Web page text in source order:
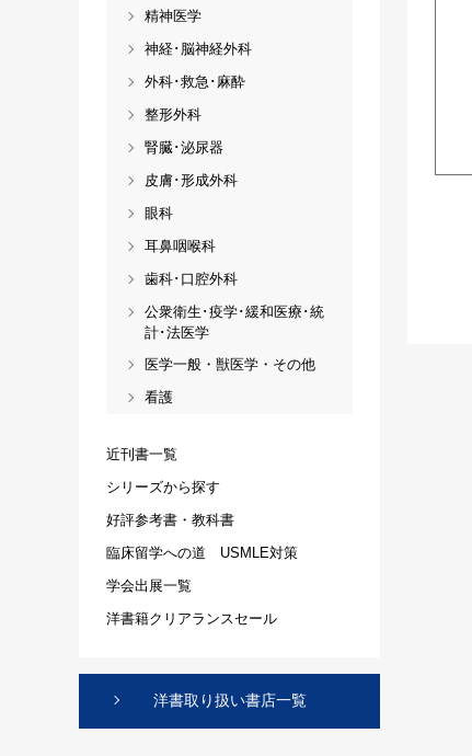
精神医学
神経･脳神経外科
外科･救急･麻酔
整形外科
腎臓･泌尿器
皮膚･形成外科
眼科
耳鼻咽喉科
歯科･口腔外科
公衆衛生･疫学･緩和医療･統
計･法医学
医学一般・獣医学・その他
看護
近刊書一覧
シリーズから探す
好評参考書・教科書
臨床留学への道 USMLE対策
学会出展一覧
洋書籍クリアランスセール
洋書取り扱い書店一覧